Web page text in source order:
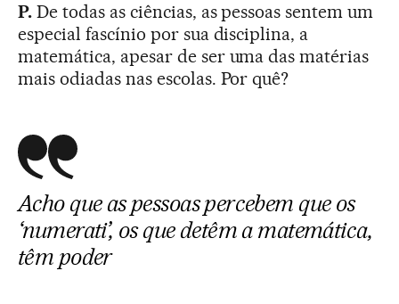
P.De todas as ciências, as pessoas sentem um
especial fascínio por sua disciplina, a
matemática, apesar de ser uma das matérias
mais odiadas nas escolas. Por quê?
Acho que as pessoas percebem que os
‘numerati’, os que detêm a matemática,
têm poder